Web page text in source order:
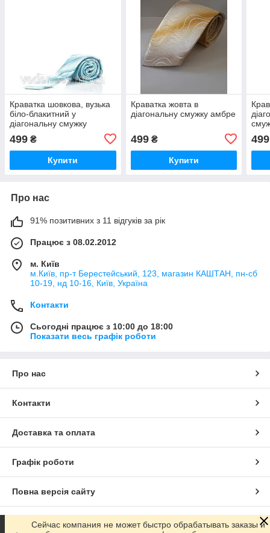
Краватка шовкова, вузька
біло-блакитний у
діагональну смужку
499 ₴
Купити
Краватка жовта в
діагональну смужку амбре
499₴
Купити
499
Про нас
91% позитивних з 11 відгуків за рік
Працює з 08.02.2012
м. Київ
м.Київ, пр-т Берестейський, 123, магазин КАШТАН, пн-сб
10-19, нд 10-16, Київ, Україна
Контакти
Сьогодні працює з 10:00 до 18:00
Показати весь графік роботи
Про нас
Контакти
Доставка та оплата
Графік роботи
Повна версія сайту
Сайт створено на маркетплейсі Prom.ua
Сейчас компания не может быстро обрабатывать заказы и